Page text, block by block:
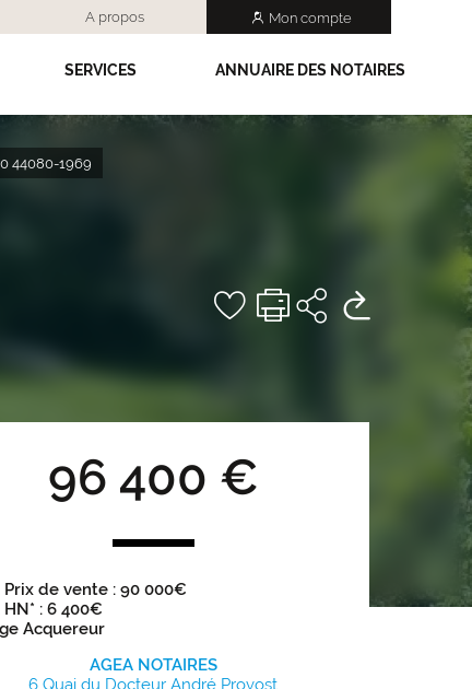
A propos Mon compte
SERVICES ANNUAIRE DES NOTAIRES
44080-1969
96 400 €
de vente : 90 000€
: 6 400€
Acquereur
AGEA NOTAIRES
6 Quai du Docteur André Provost